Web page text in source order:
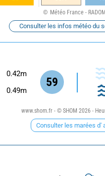
Météo France -
Consulter les infos météo du
59
0.42m
0.49m
www.shom.fr - © SHOM 2026 -
Consulter les marées d'